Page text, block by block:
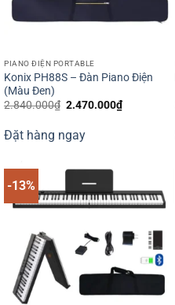
PIANO ĐIỆN PORTABLE
Konix PH88S – Đàn Piano Điện
(Màu Đen)
2.840.000₫ Giá
2.840.000₫.
2.470.000₫Giá
hiện
Đặt hàng ngay
-13%